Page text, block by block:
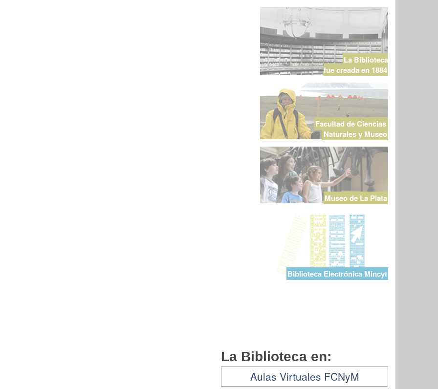
La Biblioteca
fue creada en 1884
Facultad de Ciencias
Naturales y Museo
Museo de La Plata
Biblioteca Electrónica Mincyt
La Biblioteca en:
Aulas Virtuales FCNyM